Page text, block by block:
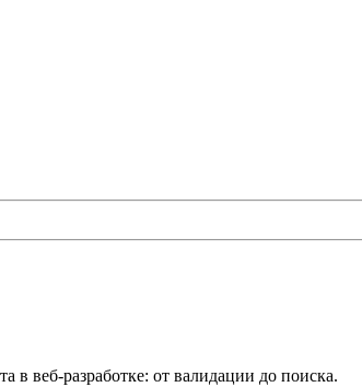
веб-разработке: от валидации до поиска.